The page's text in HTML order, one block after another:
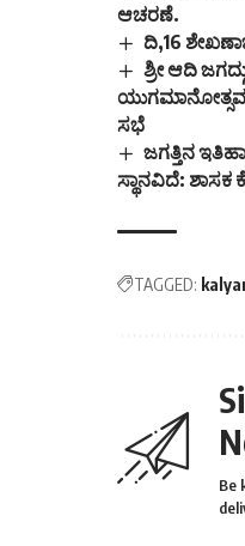
ಆಚರಣೆ.
ದಿ,16
ಶ್ರೀ ಆದಿ
ಯುಗಮಾನೋತ್ಸವ
ಸಭೆ
ಜಗತ್ತಿನ
ಸ್ಥಾನವಿದೆ:
TAGGED:
Be